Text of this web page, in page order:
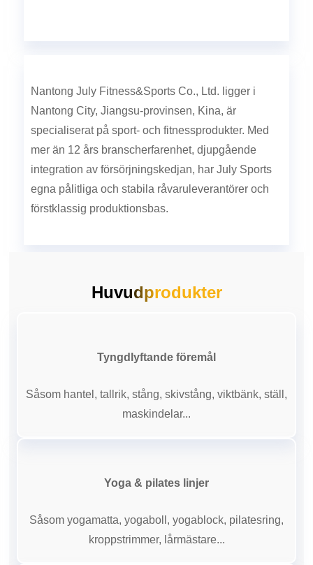
Nantong July Fitness&Sports Co., Ltd. ligger i
Nantong City, Jiangsu-provinsen, Kina, är
specialiserat på sport- och fitnessprodukter. Med
mer än 12 års branscherfarenhet, djupgående
integration av försörjningskedjan, har July Sports
egna pålitliga och stabila råvaruleverantörer och
förstklassig produktionsbas.
Huvudprodukter
Tyngdlyftande föremål
Såsom hantel, tallrik, stång, skivstång, viktbänk, ställ,
maskindelar...
Yoga & pilates linjer
Såsom yogamatta, yogaboll, yogablock, pilatesring,
kroppstrimmer, lårmästare...